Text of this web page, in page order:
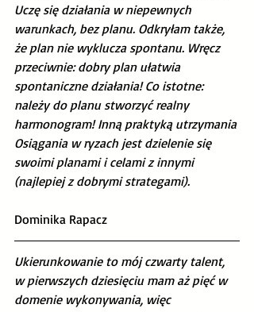
Uczę się działania w niepewnych
warunkach, bez planu. Odkryłam także,
że plan nie wyklucza spontanu. Wręcz
przeciwnie: dobry plan ułatwia
spontaniczne działania! Co istotne:
należy do planu stworzyć realny
harmonogram! Inną praktyką utrzymania
Osiągania w ryzach jest dzielenie się
swoimi planami i celami z innymi
(najlepiej z dobrymi strategami).
Dominika Rapacz
Ukierunkowanie to mój czwarty talent,
w pierwszych dziesięciu mam aż pięć w
domenie wykonywania, więc